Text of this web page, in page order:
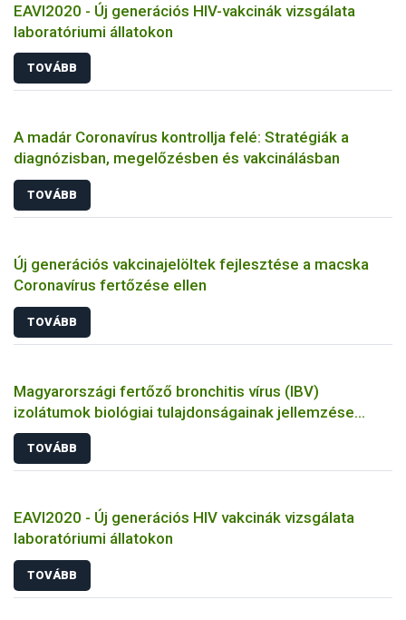
EAVI2020 - Új generációs HIV-vakcinák vizsgálata
laboratóriumi állatokon
TOVÁBB
A madár Coronavírus kontrollja felé: Stratégiák a
diagnózisban, megelőzésben és vakcinálásban
TOVÁBB
Új generációs vakcinajelöltek fejlesztése a macska
Coronavírus fertőzése ellen
TOVÁBB
Magyarországi fertőző bronchitis vírus (IBV)
izolátumok biológiai tulajdonságainak jellemzése
állatkísérletes és molekuláris biológiai eszközökkel
TOVÁBB
EAVI2020 - Új generációs HIV vakcinák vizsgálata
laboratóriumi állatokon
TOVÁBB